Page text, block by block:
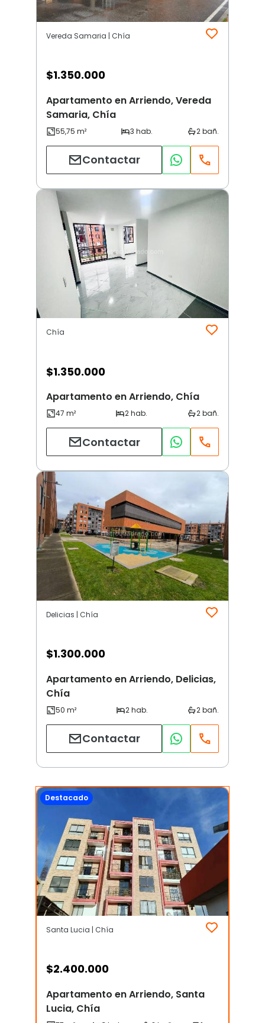
Vereda Samaria | Chía
$1.350.000
Apartamento en Arriendo, Vereda
Samaria, Chía
Contactar
Chía
$1.350.000
Apartamento en Arriendo, Chía
Contactar
Delicias | Chía
$1.300.000
Apartamento en Arriendo, Delicias,
Chía
Contactar
Destacado
Santa Lucia | Chía
$2.400.000
Apartamento en Arriendo, Santa
Lucia, Chía